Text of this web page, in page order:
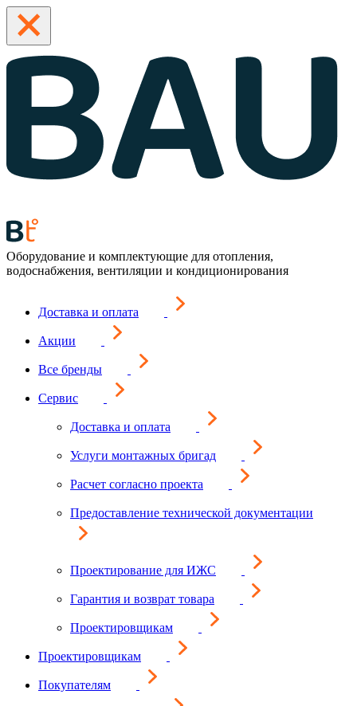
Оборудование и комплектующие для отопления,
водоснабжения, вентиляции и кондиционирования
Доставка и оплата
Акции
Все бренды
Сервис
Доставка и оплата
Услуги монтажных бригад
Расчет согласно проекта
Предоставление технической документации
Проектирование для ИЖС
Гарантия и возврат товара
Проектировщикам
Проектировщикам
Покупателям